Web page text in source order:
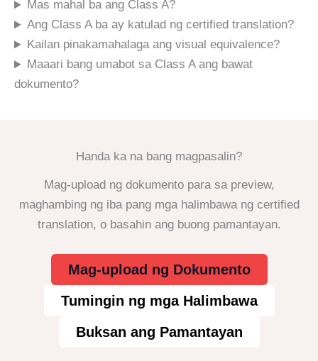
Mas mahal ba ang Class A?
Ang Class A ba ay katulad ng certified translation?
Kailan pinakamahalaga ang visual equivalence?
Maaari bang umabot sa Class A ang bawat
dokumento?
Handa ka na bang magpasalin?
Mag-upload ng dokumento para sa preview,
maghambing ng iba pang mga halimbawa ng certified
translation, o basahin ang buong pamantayan.
Mag-upload ng Dokumento
Tumingin ng mga Halimbawa
Buksan ang Pamantayan